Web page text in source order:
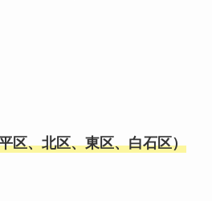
区、北区、東区、白石区）